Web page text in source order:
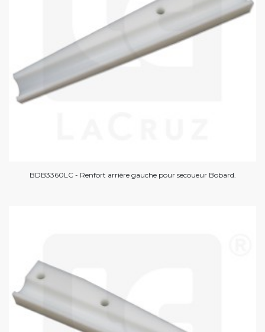
BDB3360LC - Renfort arrière gauche pour secoueur Bobard.